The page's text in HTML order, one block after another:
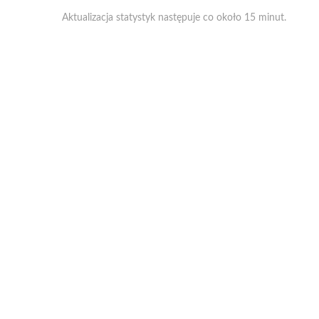
Aktualizacja statystyk następuje co około 15 minut.